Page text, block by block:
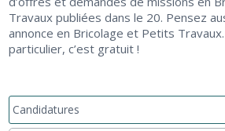
Travaux publiées dans le 20. Pensez
annonce en Bricolage et Petits
particulier, c’est gratuit !